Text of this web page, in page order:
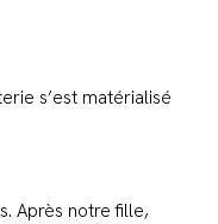
s’est matérialisé
Après notre fille,